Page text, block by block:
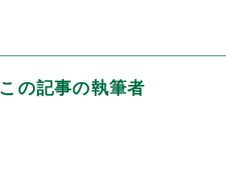
この記事の執筆者